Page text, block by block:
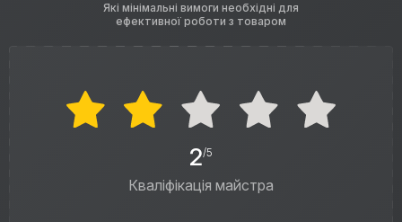
Які мінімальні вимоги необхідні для
ефективної роботи з товаром
2/5
Кваліфікація майстра